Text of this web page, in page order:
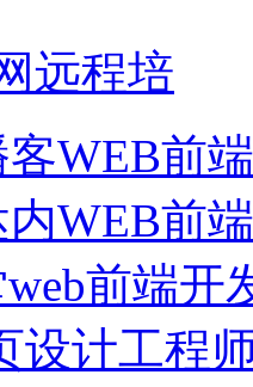
远程培
客WEB前
内WEB前
前端开
设计工程